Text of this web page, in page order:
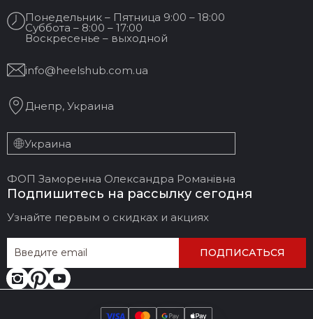
Понедельник – Пятница 9:00 – 18:00
Суббота – 8:00 – 17:00
Воскресенье – выходной
info@heelshub.com.ua
Днепр, Украина
Украина
ФОП Заморенна Олександра Романівна
Подпишитесь на рассылку сегодня
Узнайте первым о скидках и акциях
ПОДПИСАТЬСЯ